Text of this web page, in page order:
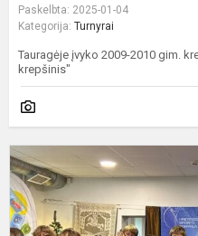
Paskelbta: 2025-01-04
Kategorija: Turnyrai
Tauragėje įvyko 2009-2010 gim.
krepšinis"